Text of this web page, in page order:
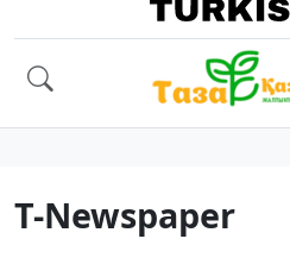
T-Newspaper